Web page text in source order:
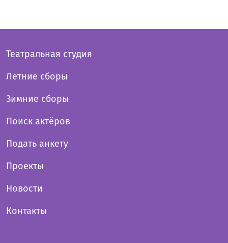
Театральная студия
Летние сборы
Зимние сборы
Поиск актёров
Подать анкету
Проекты
Новости
Контакты